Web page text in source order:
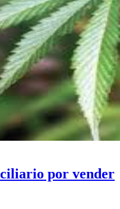
por vender